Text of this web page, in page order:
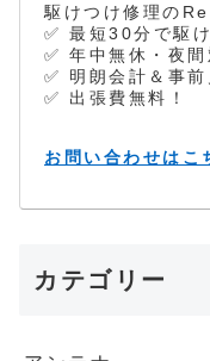
駆けつけ修理の
✅ 最短30分で駆
✅ 年中無休・夜
✅ 明朗会計＆事
✅ 出張費無料！
お問い合わせはこ
カテゴリー